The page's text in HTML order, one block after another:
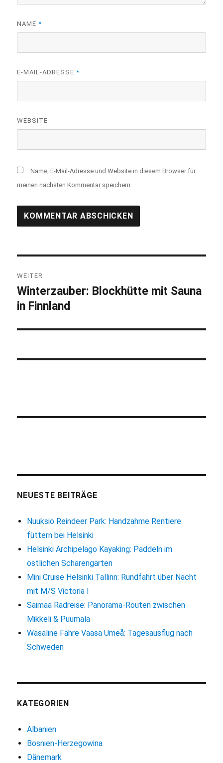
NAME*
E-MAIL-ADRESSE*
WEBSITE
Name, E-Mail-Adresse und Website in diesem Browser für
meinen nächsten Kommentar speichern.
WEITER
Nächster
Beitrag:
Winterzauber: Blockhütte mit Sauna
in Finnland
NEUESTE BEITRÄGE
Nuuksio Reindeer Park: Handzahme Rentiere
füttern bei Helsinki
Helsinki Archipelago Kayaking: Paddeln im
östlichen Schärengarten
Mini Cruise Helsinki Tallinn: Rundfahrt über Nacht
mit M/S Victoria I
Saimaa Radreise: Panorama-Routen zwischen
Mikkeli & Puumala
Wasaline Fähre Vaasa Umeå: Tagesausflug nach
Schweden
KATEGORIEN
Albanien
Bosnien-Herzegowina
Dänemark